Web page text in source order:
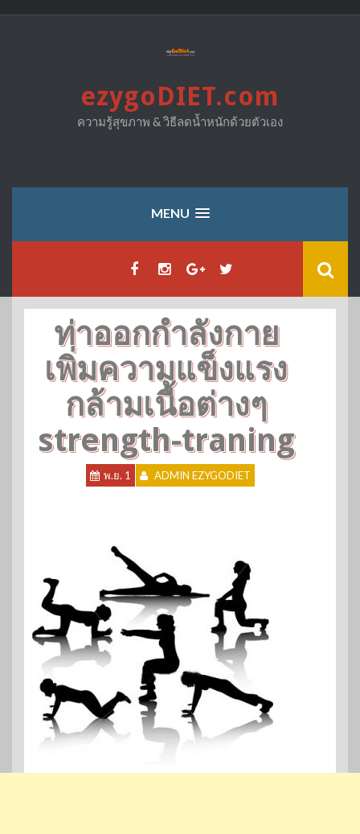
ezygoDIET.com
ความรู้สุขภาพ & วิธีลดน้ำหนักด้วยตัวเอง
MENU
ท่าออกกำลังกาย
เพิ่มความแข็งแรง
กล้ามเนื้อต่างๆ
strength-traning
พ.ย. 1 ADMIN EZYGODIET